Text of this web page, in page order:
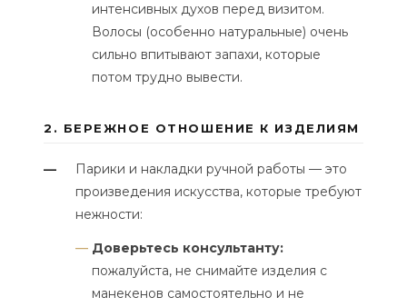
интенсивных духов перед визитом.
Волосы (особенно натуральные) очень
сильно впитывают запахи, которые
потом трудно вывести.
2. БЕРЕЖНОЕ ОТНОШЕНИЕ К ИЗДЕЛИЯМ
—
Парики и накладки ручной работы — это
произведения искусства, которые требуют
нежности:
Доверьтесь консультанту:
пожалуйста, не снимайте изделия с
манекенов самостоятельно и не